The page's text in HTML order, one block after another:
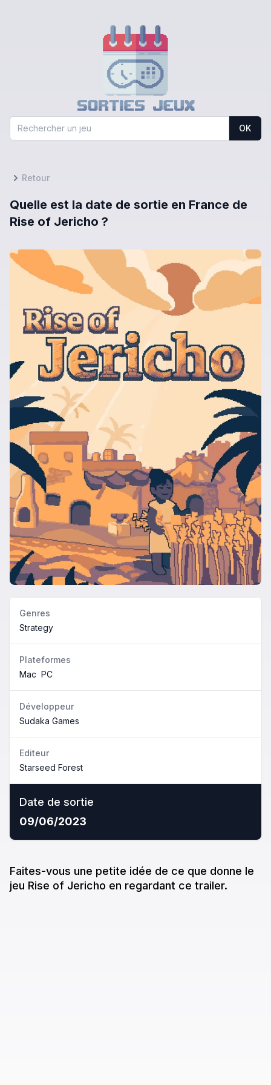
OK
Retour
Quelle est la date de sortie en France de
Rise of Jericho ?
Genres
Strategy
Plateformes
Mac PC
Développeur
Sudaka Games
Editeur
Starseed Forest
Date de sortie
09/06/2023
Faites-vous une petite idée de ce que donne le
jeu Rise of Jericho en regardant ce trailer.